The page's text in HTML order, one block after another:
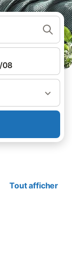
08
Tout afficher